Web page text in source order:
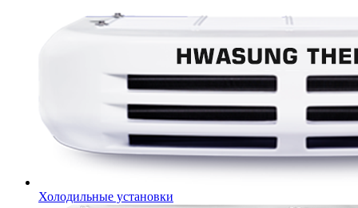
Холодильные установки